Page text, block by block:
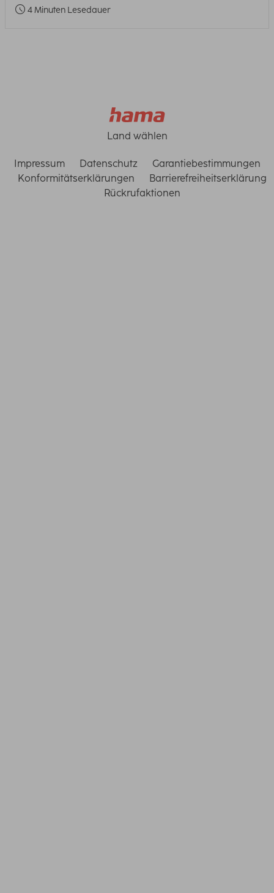
4 Minuten Lesedauer
Land wählen
Impressum Datenschutz
Garantiebestimmungen
Konformitätserklärungen
Barrierefreiheitserklärung
Rückrufaktionen